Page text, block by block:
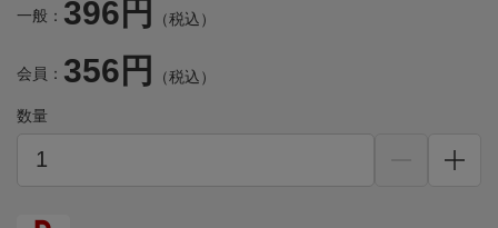
一般： 396円 （税込）
会員： 356円 （税込）
数量